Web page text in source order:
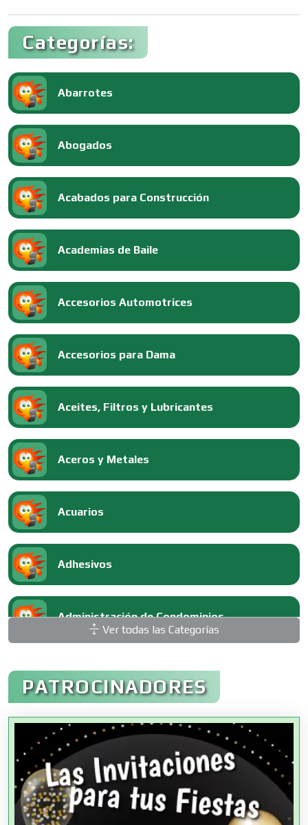
Categorías:
Abarrotes
Abogados
Acabados para Construcción
Academias de Baile
Accesorios Automotrices
Accesorios para Dama
Aceites, Filtros y Lubricantes
Aceros y Metales
Acuarios
Adhesivos
Administración de Condominios
Administración de Empresas
Agencias Aduanales
Agencias de Autos
Ver todas las Categorías
PATROCINADORES